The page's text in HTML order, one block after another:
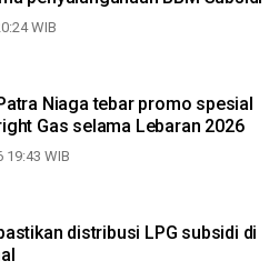
WIB
Niaga tebar promo spesial
Gas selama Lebaran 2026
19:43 WIB
distribusi LPG subsidi di